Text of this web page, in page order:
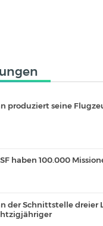
produziert seine
haben 100.000
der Schnittstelle dreier